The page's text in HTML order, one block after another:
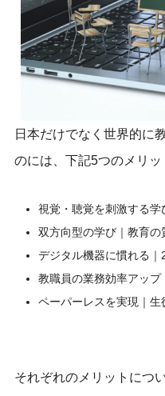
日本だけでなく世界的に
のには、下記5つのメリッ
視覚・聴覚を刺激する
双方向型の学び｜教育の
デジタル機器に慣れる
教職員の業務効率アップ
ペーパーレスを実現｜
それぞれのメリットにつ